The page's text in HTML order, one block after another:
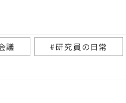
議 #研究員の日常